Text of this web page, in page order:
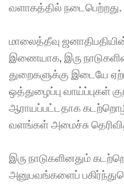
வளாகத்தில் நடைபெற்றது.
மாலைத்தீவு
இணையாக, இரு
துறைகளுக்கு இடையே
ஒத்துழைப்பு வாய்ப்புகள்
ஆராயப்பட்டதாக
வளங்கள் அமைச்சு
இரு நாடுகளினதும்
அனுபவங்களைப்